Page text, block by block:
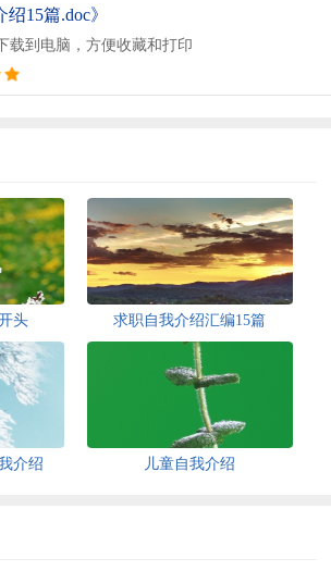
15篇.doc》
载到电脑，方便收藏和打印
头 求职自我介绍汇编15篇
介绍 儿童自我介绍